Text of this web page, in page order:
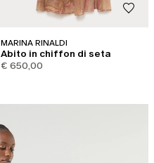
MARINA RINALDI
Abito in chiffon di seta
€ 650,00